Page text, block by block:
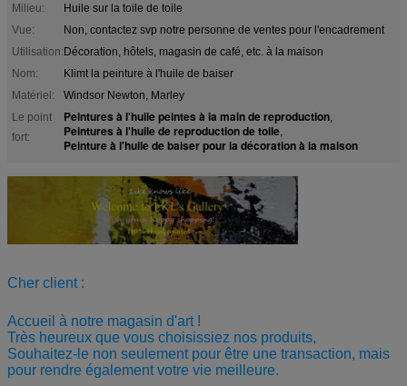
Milieu:
Huile sur la toile de toile
Vue:
Non, contactez svp notre personne de ventes pour l'encadrement
Utilisation:Décoration, hôtels, magasin de café, etc. à la maison
Nom:
Klimt la peinture à l'huile de baiser
Matériel:
Windsor Newton, Marley
Le point
fort:
Peintures à l'huile peintes à la main de reproduction,
Peintures à l'huile de reproduction de toile,
Peinture à l'huile de baiser pour la décoration à la maison
Cher client :
Accueil à notre magasin d'art !
Très heureux que vous choisissiez nos produits,
Souhaitez-le non seulement pour être une transaction, mais
pour rendre également votre vie meilleure.